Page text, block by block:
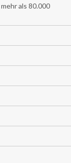
als 80.000